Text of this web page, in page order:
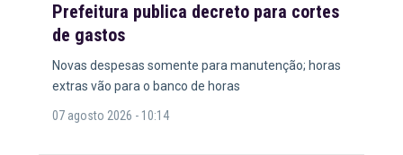
Prefeitura publica decreto para cortes
de gastos
Novas despesas somente para manutenção; horas
extras vão para o banco de horas
07 agosto 2026 - 10:14